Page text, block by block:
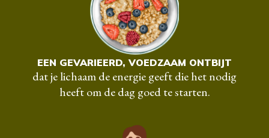
EEN GEVARIEERD, VOEDZAAM ONTBIJT
dat je lichaam de energie geeft die het nodig
heeft om de dag goed te starten.